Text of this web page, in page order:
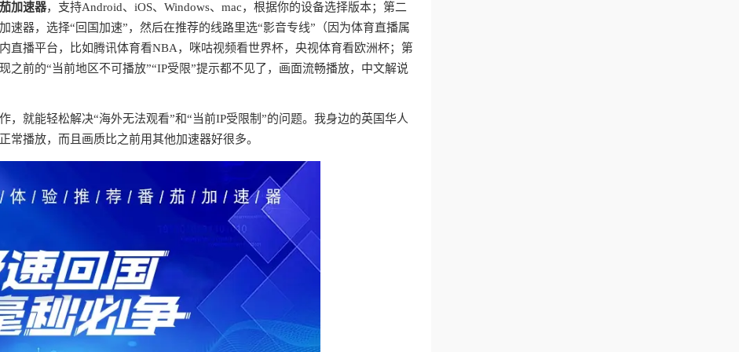
加速器，支持Android、iOS、Windows、mac，根据你的设备选择版本；第二
速器，选择“回国加速”，然后在推荐的线路里选“影音专线”（因为体育直播属
直播平台，比如腾讯体育看NBA，咪咕视频看世界杯，央视体育看欧洲杯；第
前的“当前地区不可播放”“IP受限”提示都不见了，画面流畅播放，中文解说
，就能轻松解决“海外无法观看”和“当前IP受限制”的问题。我身边的英国华人
常播放，而且画质比之前用其他加速器好很多。